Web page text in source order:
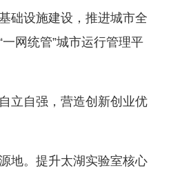
础设施建设，推进城市全
网统管”城市运行管理平
自强，营造创新创业优
。提升太湖实验室核心